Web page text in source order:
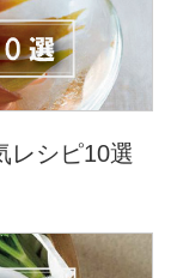
レシピ10選